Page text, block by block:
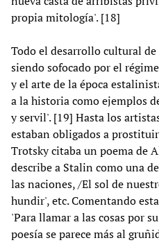
propia mitología'. [18]
Todo el desarrollo cultural
siendo sofocado por el
y el arte de la época
a la historia como ejemplos
y servil'. [19] Hasta los
estaban obligados a
Trotsky citaba un poema de
describe a Stalin como una
las naciones, /El sol de
hundir', etc. Comentando
'Para llamar a las cosas por
poesía se parece más al